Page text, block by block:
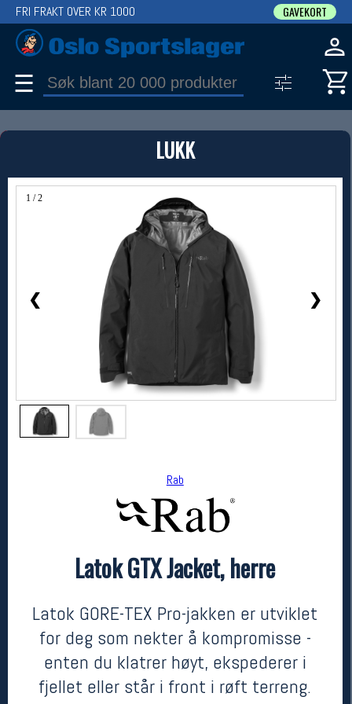
LUKK
1 / 2
❮ ❯
Rab
Latok GTX Jacket, herre
Latok GORE-TEX Pro-jakken er utviklet
for deg som nekter å kompromisse -
enten du klatrer høyt, ekspederer i
fjellet eller står i front i røft terreng.
FRI FRAKT OVER KR 1000 GAVEKORT
☰
PRODUKT
Produkter (1)
Bruk filter til å spisse søket
Rab
kr 7999